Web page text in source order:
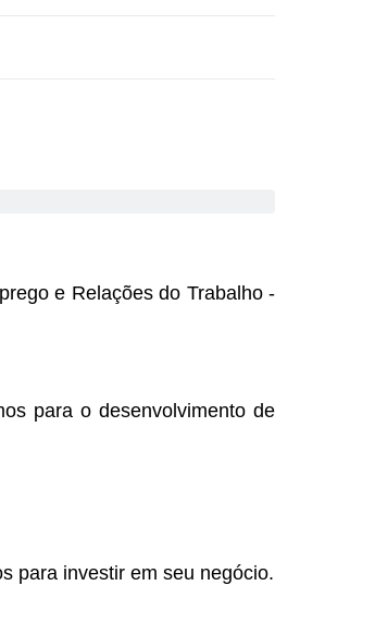
e Relações do Trabalho -
para o desenvolvimento de
para investir em seu negócio.